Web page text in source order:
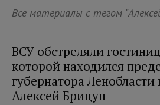
Все материалы с тегом
ВСУ обстреляли
которой находился
губернатора Ленобласти
Алексей Брицун